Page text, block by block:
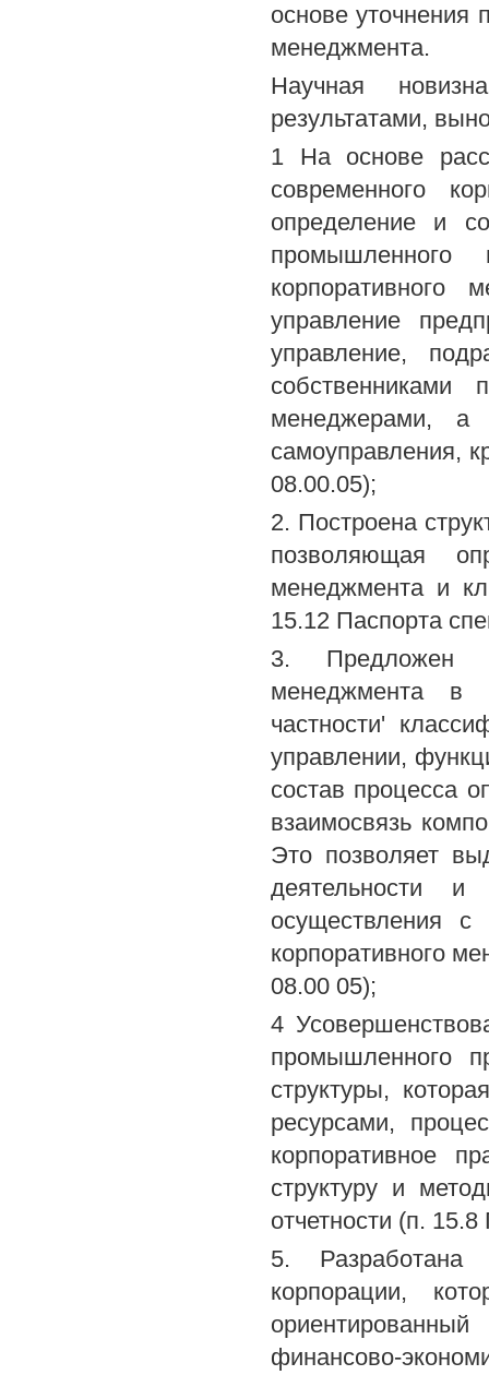
основе уточнения
менеджмента.
Научная
результатами,
1 На основе
современного
определение и
промышленного
управление
управление,
менеджерами, а
самоуправления,
08.00.05);
2. Построена
позволяющая
менеджмента и
15.12 Паспорта
3. Предложен
менеджмента в
частности'
управлении,
состав процесса
взаимосвязь
Это позволяет
деятельности
осуществления
корпоративного
08.00 05);
4
промышленного
структуры,
ресурсами,
корпоративное
структуру и
отчетности (п.
5. Разработана
корпорации,
финансово-